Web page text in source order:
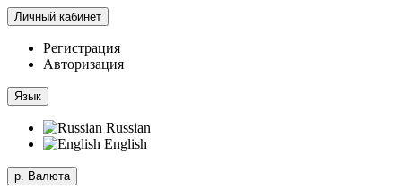
Личный кабинет
Регистрация
Авторизация
Язык
Russian
English
р. Валюта